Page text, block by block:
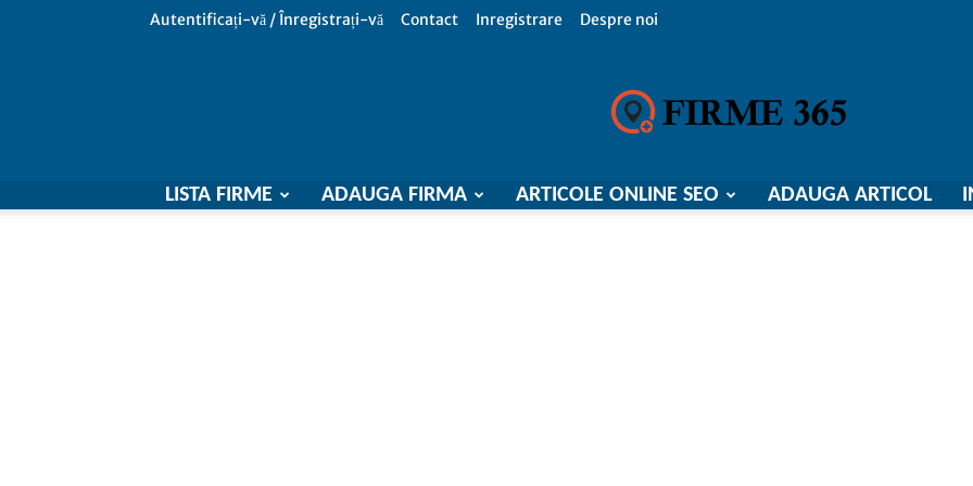
Autentificați-vă / Înregistrați-vă Contact Inregistrare Despre noi
Firme
LISTA FIRME ADAUGA FIRMA ARTICOLE ONLINE SEO ADAUGA ARTICOL